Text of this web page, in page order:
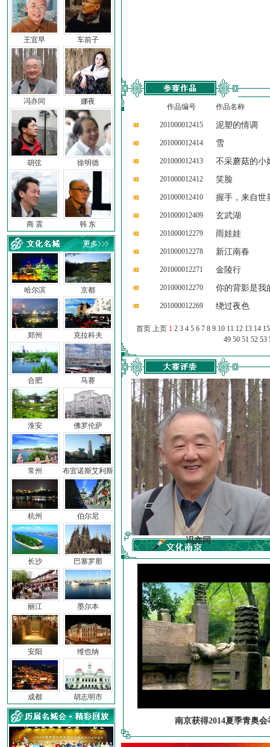
王宜早 车前子
冯亦同 娜夜
胡弦 徐明德
商 震 韩 东
哈尔滨
郑州
合肥
淮安
常州
杭州
长沙
丽江
安阳
成都
京都
克拉科夫
马赛
佛罗伦萨
布宜诺斯艾利斯
伯尔尼
巴塞罗那
墨尔本
维也纳
胡志明市
作品编号 作品名称
201000012415 泥塑的情调
201000012414 雪
201000012413 不采蘑菇的小
201000012412 笑脸
201000012410 握手，来自世
201000012409 玄武湖
201000012279 雨娃娃
201000012278 新江南春
201000012271 金陵行
201000012270 你的背影是我
201000012269 绕过夜色
首页 上页 1 2 3 4 5 6 7 8 9 10 11 12 13 14 15
49 50 51 52 53
车前子 冯亦同
南京获得2014夏季青奥会